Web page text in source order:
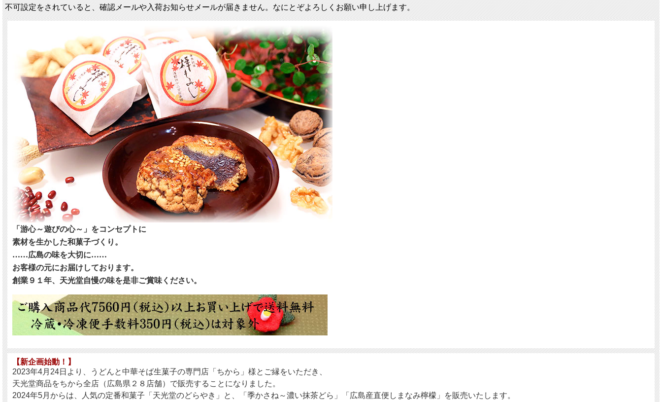
不可設定をされていると、確認メールや入荷お知らせメールが届きません。なにとぞよろしくお願い申し上げます。
「游心～遊びの心～」をコンセプトに
素材を生かした和菓子づくり。
……広島の味を大切に……
お客様の元にお届けしております。
創業９１年、天光堂自慢の味を是非ご賞味ください。
【新企画始動！】
2023年4月24日より、うどんと中華そば生菓子の専門店「ちから」様とご縁をいただき、
天光堂商品をちから全店（広島県２８店舗）で販売することになりました。
2024年5月からは、人気の定番和菓子「天光堂のどらやき」と、「季かさね～濃い抹茶どら」「広島産直便しまなみ檸檬」を販売いたします。